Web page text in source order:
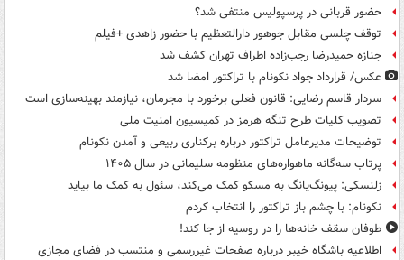
حضور قربانی در پرسپولیس منتفی شد؟
توقف چلسی مقابل جوهور دارالتعظیم با حضور زاهدی +فیلم
جنازه حمیدرضا رجب‌زاده اطراف تهران کشف شد
عکس/ قرارداد جواد نکونام با تراکتور امضا شد
سردار قاسم رضایی: قانون فعلی برخورد با مجرمان، نیازمند بهینه‌سازی است
تصویب کلیات طرح تنگه هرمز در کمیسیون امنیت ملی
توضیحات مدیرعامل تراکتور درباره برکناری ربیعی و آمدن نکونام
پرتاب سه‌گانه ماهواره‌های منظومه سلیمانی در سال ۱۴۰۵
زلنسکی: پیونگ‌یانگ به مسکو کمک می‌کند، سئول به کمک ما بیاید
نکونام: با چشم باز تراکتور را انتخاب کردم
طوفان سقف خانه‌ها را در روسیه از جا ‌کند!
اطلاعیه باشگاه خیبر درباره صفحات غیررسمی و منتسب در فضای مجازی